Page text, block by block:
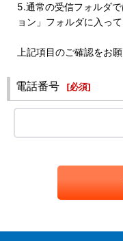
5.通常の受信フォルダ
ョン」フォルダに入って
上記項目のご確認をお願
電話番号 [必須]